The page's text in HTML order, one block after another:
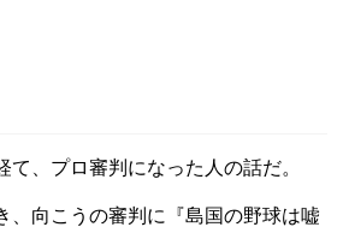
、プロ審判になった人の話だ。
、向こうの審判に『島国の野球は嘘